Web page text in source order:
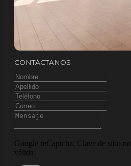
CONTÁCTANOS
Google reCaptcha: Clave de sitio no
válida.